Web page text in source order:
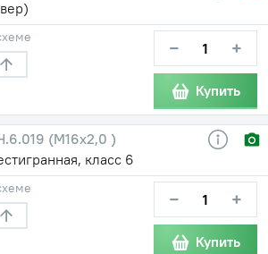
− +
Купить
(М16х2,0 )
класс 6
− +
Купить